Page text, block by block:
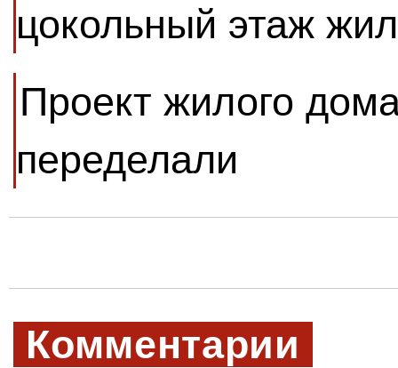
цокольный этаж
Проект жилого
переделали
Комментарии